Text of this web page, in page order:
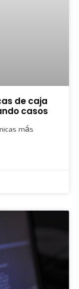
de caja
casos
más